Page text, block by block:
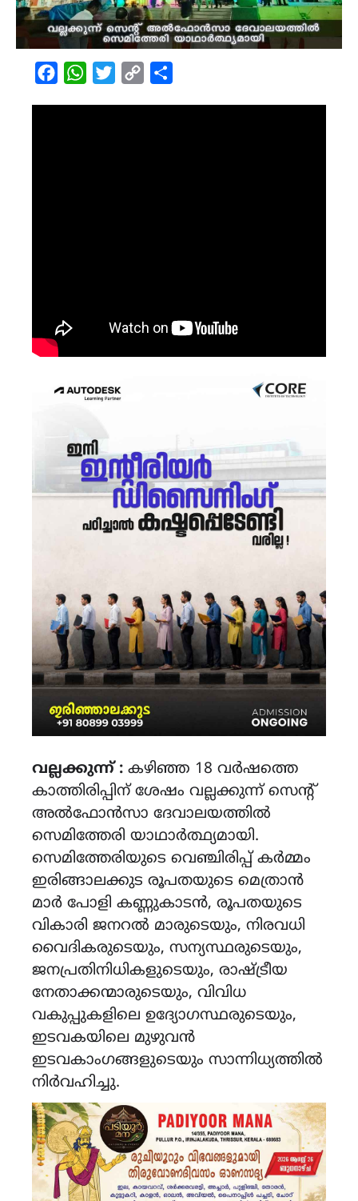
FacebookWhatsAppTwitterCopy
വല്ലക്കുന്ന് : കഴിഞ്ഞ 18 വർഷത്തെ
കാത്തിരിപ്പിന് ശേഷം വല്ലക്കുന്ന് സെന്റ്
അൽഫോൻസാ ദേവാലയത്തിൽ
സെമിത്തേരി യാഥാർത്ഥ്യമായി.
സെമിത്തേരിയുടെ വെഞ്ചിരിപ്പ് കർമ്മം
ഇരിങ്ങാലക്കുട രൂപതയുടെ മെത്രാൻ
മാർ പോളി കണ്ണുകാടൻ, രൂപതയുടെ
വികാരി ജനറൽ മാരുടെയും, നിരവധി
വൈദികരുടെയും, സന്യസ്ഥരുടെയും,
ജനപ്രതിനിധികളുടെയും, രാഷ്ട്രീയ
നേതാക്കന്മാരുടെയും, വിവിധ
വകുപ്പുകളിലെ ഉദ്യോഗസ്ഥരുടെയും,
ഇടവകയിലെ മുഴുവൻ
ഇടവകാംഗങ്ങളുടെയും സാന്നിധ്യത്തിൽ
നിർവഹിച്ചു.